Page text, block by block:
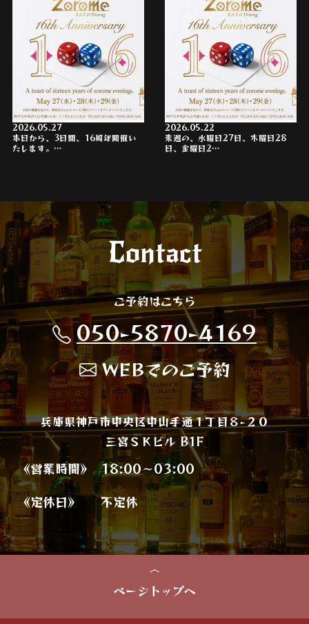
2026.05.27
本日から、3日間、16周年開催い
たします。…
2026.05.22
来週の、水曜日27日、木曜日28
日、金曜日2…
Contact
ご予約はこちら
050-5870-4169
WEBでのご予約
兵庫県神戸市中央区中山手通１丁目８−２０
三宮ＳＫビル B1F
《営業時間》
18:00～03:00
《定休日》 不定休
ページトップへ